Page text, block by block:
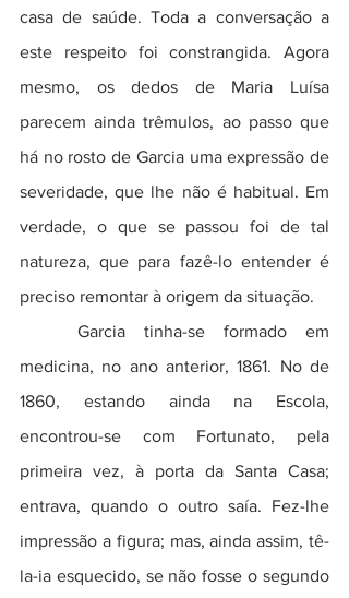
casa de saúde. Toda a conversação a
este respeito foi constrangida. Agora
mesmo, os dedos de Maria Luísa
parecem ainda trêmulos, ao passo que
há no rosto de Garcia uma expressão de
severidade, que lhe não é habitual. Em
verdade, o que se passou foi de tal
natureza, que para fazê-lo entender é
preciso remontar à origem da situação.
medicina, no ano anterior, 1861. No de
1860, estando ainda na Escola,
encontrou-se com Fortunato, pela
primeira vez, à porta da Santa Casa;
entrava, quando o outro saía. Fez-lhe
impressão a figura; mas, ainda assim, tê-
la-ia esquecido, se não fosse o segundo